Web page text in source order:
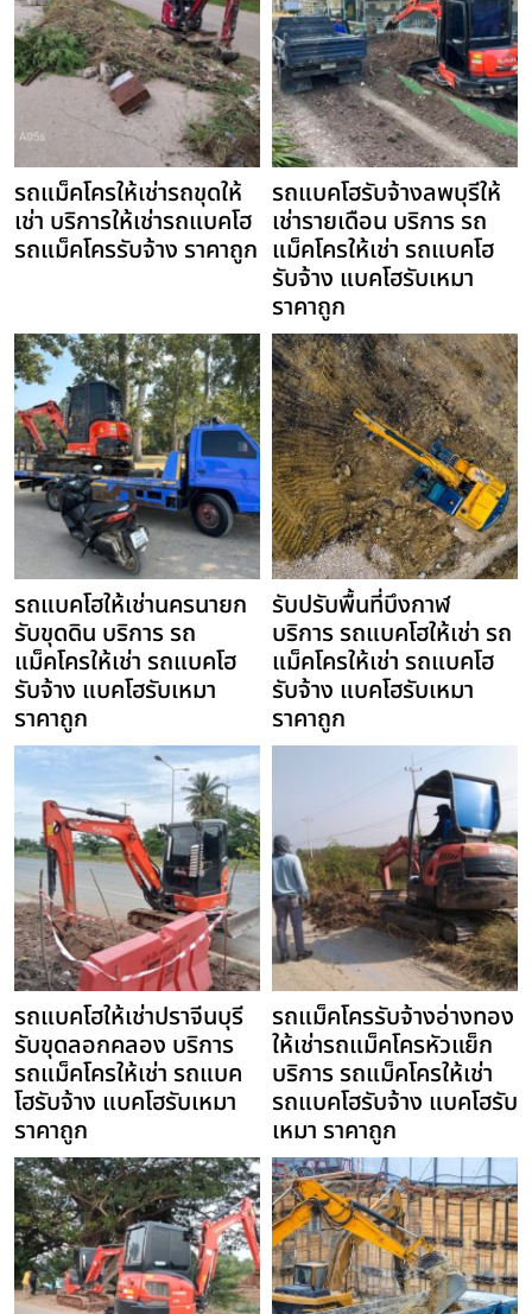
รถแม็คโครให้เช่ารถขุดให้
เช่า บริการให้เช่ารถแบคโฮ
รถแม็คโครรับจ้าง ราคาถูก
รถแบคโฮรับจ้างลพบุรีให้
เช่ารายเดือน บริการ รถ
แม็คโครให้เช่า รถแบคโฮ
รับจ้าง แบคโฮรับเหมา
ราคาถูก
รถแบคโฮให้เช่านครนายก
รับขุดดิน บริการ รถ
แม็คโครให้เช่า รถแบคโฮ
รับจ้าง แบคโฮรับเหมา
ราคาถูก
รับปรับพื้นที่บึงกาฬ
บริการ รถแบคโฮให้เช่า รถ
แม็คโครให้เช่า รถแบคโฮ
รับจ้าง แบคโฮรับเหมา
ราคาถูก
รถแบคโฮให้เช่าปราจีนบุรี
รับขุดลอกคลอง บริการ
รถแม็คโครให้เช่า รถแบค
โฮรับจ้าง แบคโฮรับเหมา
ราคาถูก
รถแม็คโครรับจ้างอ่างทอง
ให้เช่ารถแม็คโครหัวแย็ก
บริการ รถแม็คโครให้เช่า
รถแบคโฮรับจ้าง แบคโฮรับ
เหมา ราคาถูก